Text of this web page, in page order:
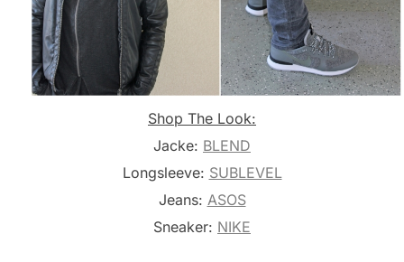
Shop The Look:
Jacke: BLEND
Longsleeve: SUBLEVEL
Jeans: ASOS
Sneaker: NIKE